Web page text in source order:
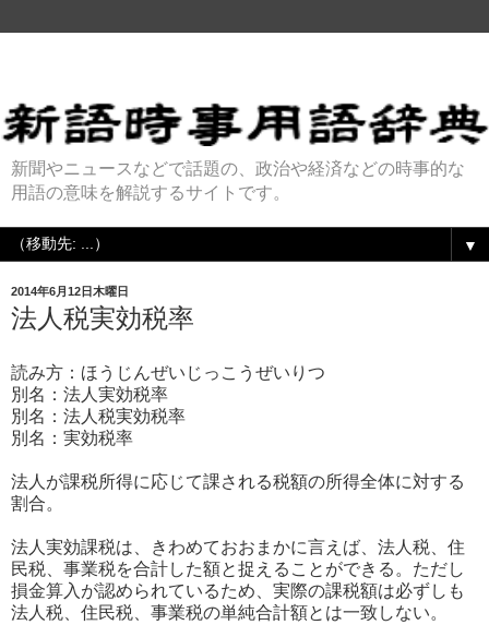
新聞やニュースなどで話題の、政治や経済などの時事的な
用語の意味を解説するサイトです。
▼
2014年6月12日木曜日
法人税実効税率
読み方：ほうじんぜいじっこうぜいりつ
別名：法人実効税率
別名：法人税実効税率
別名：実効税率
法人が課税所得に応じて課される税額の所得全体に対する
割合。
法人実効課税は、きわめておおまかに言えば、法人税、住
民税、事業税を合計した額と捉えることができる。ただし
損金算入が認められているため、実際の課税額は必ずしも
法人税、住民税、事業税の単純合計額とは一致しない。